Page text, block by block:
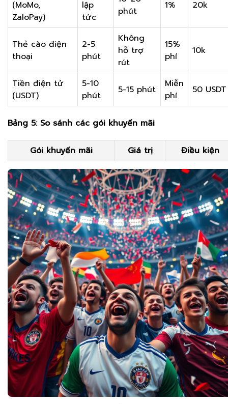
(MoMo,
ZaloPay)
lập
tức
phút
1% 20k
Thẻ cào điện
thoại
2-5
phút
Không
hỗ trợ
rút
15%
phí
10k
Tiền điện tử
(USDT)
5-10
phút
5-15 phút
Miễn
phí
50 USDT
Bảng 5: So sánh các gói khuyến mãi
Gói khuyến mãi Giá trị Điều kiện